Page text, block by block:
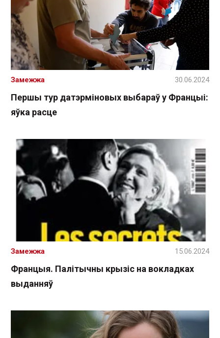
Першы тур датэрміновых выбараў у Францыі:
яўка расце
Замежжа 30.06.2024
Францыя. Палітычны крызіс на вокладках
выданняў
Замежжа 15.06.2024